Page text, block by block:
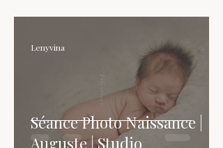
Séance Photo Naissance |
Auguste | Studio
Lenyvina